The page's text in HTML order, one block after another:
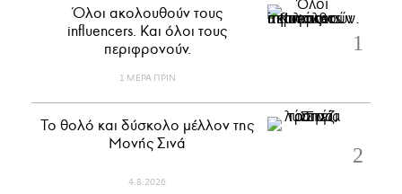
Όλοι ακολουθούν τους
influencers. Και όλοι τους
περιφρονούν.
1 ΜΕΡΑ ΠΡΙΝ
Το θολό και δύσκολο μέλλον της
Μονής Σινά
4.8.2026